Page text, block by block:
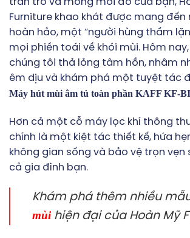
Furniture khao khát được mang
hoàn hảo, một “người hùng thầm
mọi phiền toái về khói mùi. Hôm
chúng tôi thả lỏng tâm hồn, nhâm
êm dịu và khám phá một tuyệt tác
Máy hút mùi âm tủ toàn phần KAFF KF-
Hơn cả một cỗ máy lọc khí thông
chính là một kiệt tác thiết kế, hứa
không gian sống và bảo vệ trọn vẹn
cả gia đình bạn.
Khám phá thêm nhiều
mùihiện đại của Hoàn Mỹ